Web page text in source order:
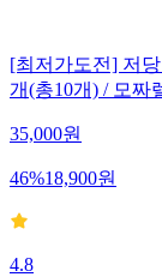
[최저가도전] 저
개(총10개) / 모짜
35,000원
46%18,900원
4.8